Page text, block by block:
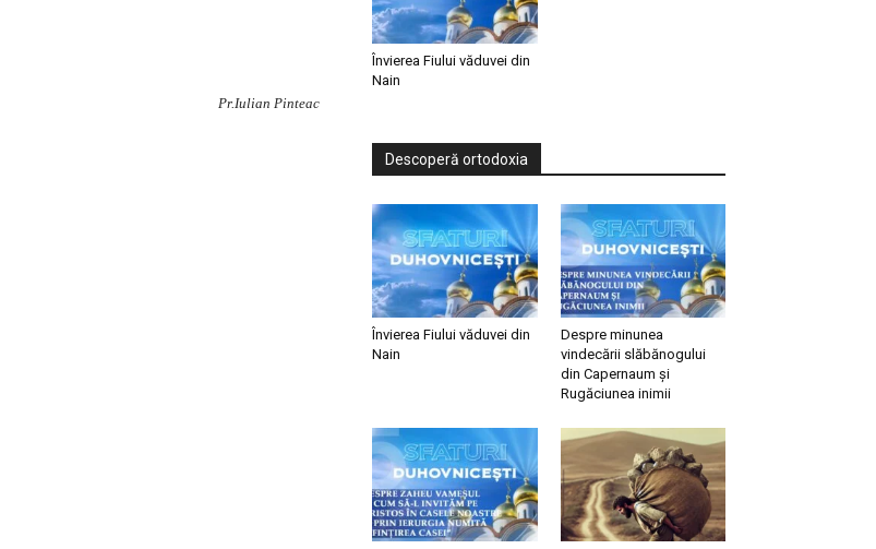
Pr.Iulian Pinteac
Învierea Fiului văduvei din
Nain
Descoperă ortodoxia
Învierea Fiului văduvei din
Nain
Despre minunea
vindecării slăbănogului
din Capernaum și
Rugăciunea inimii